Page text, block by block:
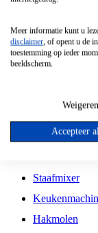
Vrijstaande
Vrijstaande
Inbouw
Inbouw
Kookplaat
Staafmixer
Hakmolen
Meer informatie kunt u
disclaimer, of opent u de
toestemming op ieder
beeldscherm.
Weigeren
Accepteer